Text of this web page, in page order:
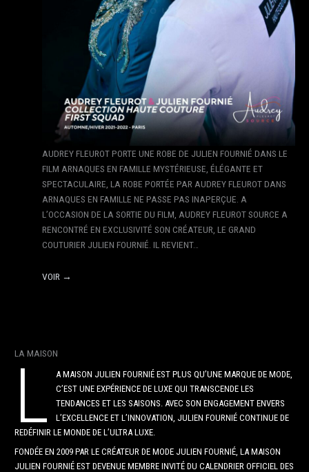
AUDREY FLEUROT PORTE UNE ROBE DE JULIEN FOURNIÉ DANS LE
FILM ARNAQUES EN FAMILLE MYSTÉRIEUSE, ÉLÉGANTE ET
SPECTACULAIRE, LA ROBE PORTÉE PAR AUDREY FLEUROT DANS
ARNAQUES EN FAMILLE NE PASSE PAS INAPERÇUE. A
L’OCCASION DE LA SORTIE DU FILM, AUDREY FLEUROT SOURCE A
RENCONTRÉ EN EXCLUSIVITÉ SON CRÉATEUR, LE GRAND
COUTURIER JULIEN FOURNIÉ. IL REVIENT…
VOIR →
LA MAISON
L
A MAISON JULIEN FOURNIÉ EST PLUS QU’UNE MARQUE DE MODE,
C’EST UNE EXPÉRIENCE DE LUXE QUI TRANSCENDE LES
TENDANCES ET LES SAISONS. AVEC SON ENGAGEMENT ENVERS
L’EXCELLENCE ET L’INNOVATION, JULIEN FOURNIÉ CONTINUE DE
REDÉFINIR LE MONDE DE L’ULTRA LUXE.
FONDÉE EN 2009 PAR LE CRÉATEUR DE MODE JULIEN FOURNIÉ, LA MAISON
JULIEN FOURNIÉ EST DEVENUE MEMBRE INVITÉ DU CALENDRIER OFFICIEL DES